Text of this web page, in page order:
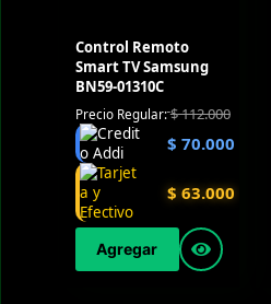
Control Remoto
Smart TV Samsung
BN59-01310C
Precio Regular:$112.000
$ 70.000
$ 63.000
Agregar